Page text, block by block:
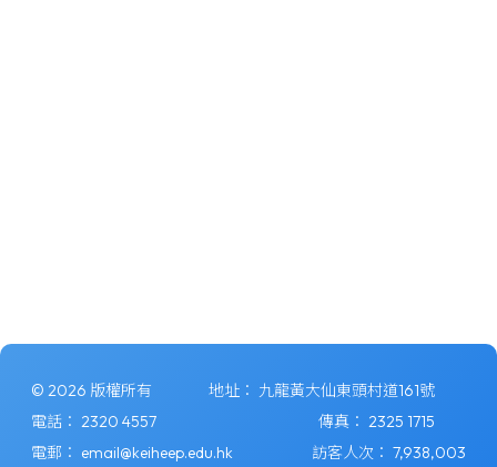
© 2026 版權所有 地址： 九龍黃大仙東頭村道161號
電話： 2320 4557 傳真： 2325 1715
電郵： email@keiheep.edu.hk 訪客人次： 7,938,003